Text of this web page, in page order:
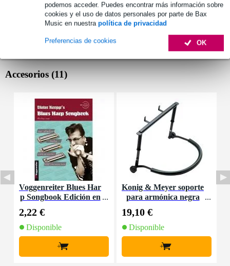
podemos acceder. Puedes encontrar más información sobre
cookies y el uso de datos personales por parte de Bax
Music en nuestra política de privacidad
OK
Preferencias de cookies
Accesorios (11)
Voggenreiter Blues Har
p Songbook Edición en
2,22 €
Disponible
+
Konig & Meyer soporte
para armónica negra
19,10 €
Disponible
+